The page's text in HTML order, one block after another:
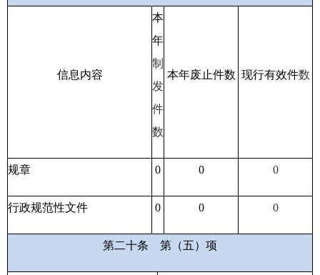
信息内容
本
年
制
发
件
数
本年废止件数 现行有效件数
规章 0 0 0
行政规范性文件 0 0 0
第二十条 第（五）项